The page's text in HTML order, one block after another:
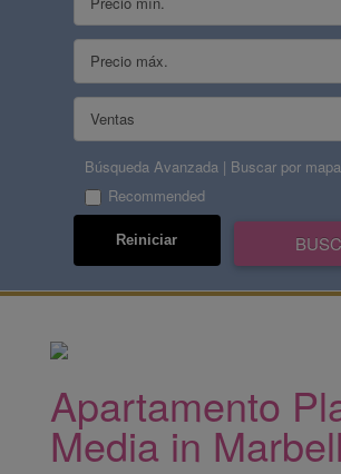
Búsqueda Avanzada | Buscar por mapa
Recommended
Apartamento
Media in